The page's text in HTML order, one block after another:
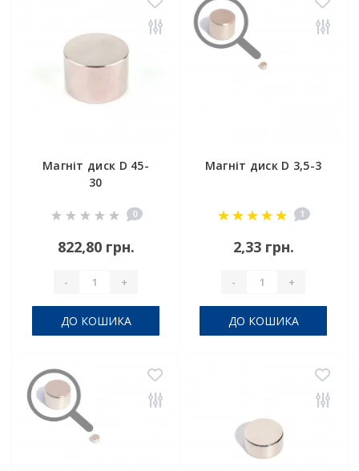
Магніт диск D 45-
30
0
822,80 грн.
- +
ДО КОШИКА
Магніт диск D 3,5-3
1
2,33 грн.
- +
ДО КОШИКА